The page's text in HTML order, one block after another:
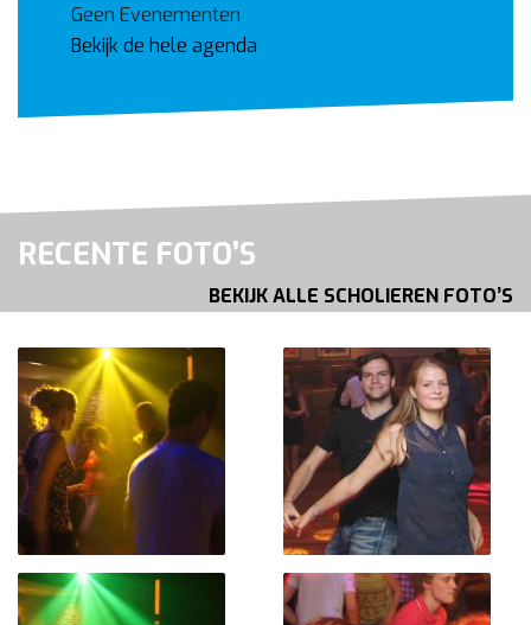
Geen Evenementen
Bekijk de hele agenda
RECENTE FOTO’S
BEKIJK ALLE SCHOLIEREN FOTO’S